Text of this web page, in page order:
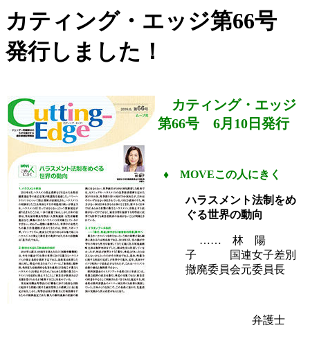
カティング・エッジ第66号
発行しました！
カティング・エッジ
第66号 6月10日発行
♦ MOVEこの人にきく
ハラスメント法制をめ
ぐる世界の動向
…… 林 陽
子 国連女子差別
撤廃委員会元委員長
弁護士